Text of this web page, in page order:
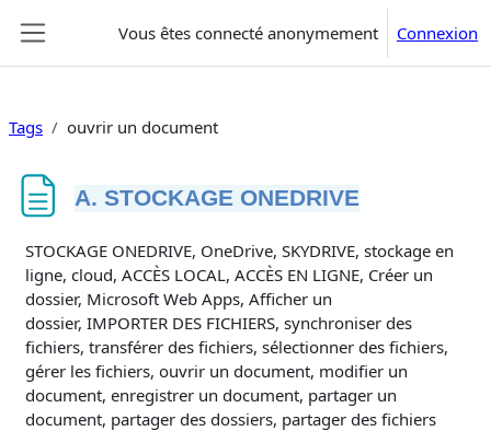
Vous êtes connecté anonymement Connexion
Tags ouvrir un document
A. STOCKAGE ONEDRIVE
Conditions d’achèvement
STOCKAGE ONEDRIVE, OneDrive, SKYDRIVE, stockage en
ligne, cloud, ACCÈS LOCAL, ACCÈS EN LIGNE, Créer un
dossier, Microsoft Web Apps, Afficher un
dossier, IMPORTER DES FICHIERS, synchroniser des
fichiers, transférer des fichiers, sélectionner des fichiers,
gérer les fichiers, ouvrir un document, modifier un
document, enregistrer un document, partager un
document, partager des dossiers, partager des fichiers